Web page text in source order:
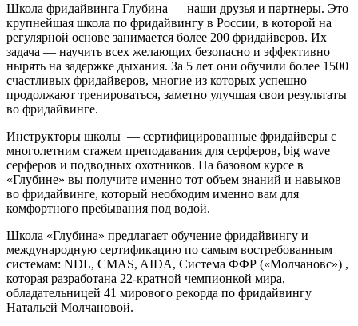
Школа фридайвинга Глубина — наши друзья и партнеры. Это
крупнейшая школа по фридайвингу в России, в которой на
регулярной основе занимается более 200 фридайверов. Их
задача — научить всех желающих безопасно и эффективно
нырять на задержке дыхания. За 5 лет они обучили более 1500
счастливых фридайверов, многие из которых успешно
продолжают тренироваться, заметно улучшая свои результаты
во фридайвинге.
Инструкторы школы — сертифицированные фридайверы с
многолетним стажем преподавания для серферов, big wave
серферов и подводных охотников. На базовом курсе в
«Глубине» вы получите именно тот объем знаний и навыков
во фридайвинге, который необходим именно вам для
комфортного пребывания под водой.
Школа «Глубина» предлагает обучение фридайвингу и
международную сертификацию по самым востребованным
системам: NDL, CMAS, AIDA, Система ФФР («Молчановс») ,
которая разработана 22-кратной чемпионкой мира,
обладательницей 41 мирового рекорда по фридайвингу
Натальей Молчановой.